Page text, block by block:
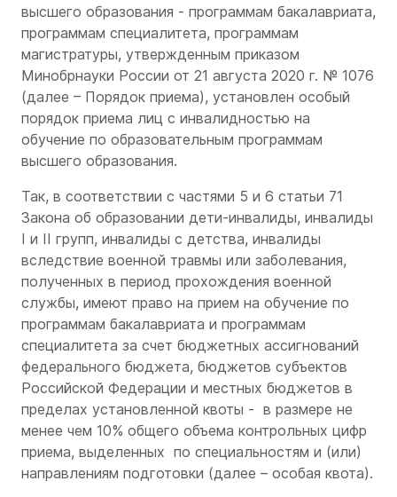
высшего образования - программам бакалавриата,
программам специалитета, программам
магистратуры, утвержденным приказом
Минобрнауки России от 21 августа 2020 г. № 1076
(далее – Порядок приема), установлен особый
порядок приема лиц с инвалидностью на
обучение по образовательным программам
высшего образования.
Так, в соответствии с частями 5 и 6 статьи 71
Закона об образовании дети-инвалиды, инвалиды
I и II групп, инвалиды с детства, инвалиды
вследствие военной травмы или заболевания,
полученных в период прохождения военной
службы, имеют право на прием на обучение по
программам бакалавриата и программам
специалитета за счет бюджетных ассигнований
федерального бюджета, бюджетов субъектов
Российской Федерации и местных бюджетов в
пределах установленной квоты - в размере не
менее чем 10% общего объема контрольных цифр
приема, выделенных по специальностям и (или)
направлениям подготовки (далее – особая квота).